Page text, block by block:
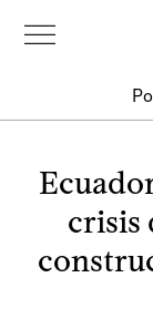
crisis